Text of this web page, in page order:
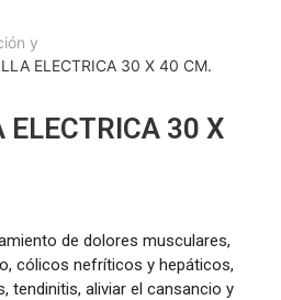
y
ELECTRICA 30 X 40 CM.
30 X
de dolores musculares,
cólicos nefríticos y hepáticos,
tendinitis, aliviar el cansancio y